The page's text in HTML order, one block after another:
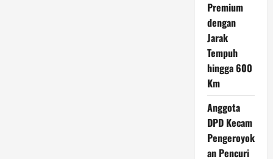
Premium
dengan
Jarak
Tempuh
hingga 600
Km
Anggota
DPD Kecam
Pengeroyok
an Pencuri